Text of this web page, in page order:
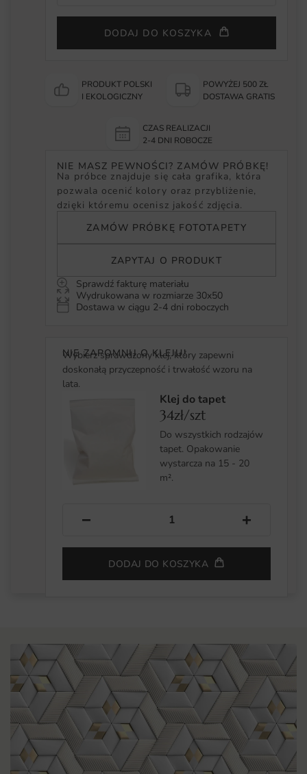
DODAJ DO KOSZYKA
PRODUKT POLSKI
I EKOLOGICZNY
POWYŻEJ 500 ZŁ
DOSTAWA GRATIS
CZAS REALIZACJI
2-4 DNI ROBOCZE
NIE MASZ PEWNOŚCI? ZAMÓW PRÓBKĘ!
Na próbce znajduje się cała grafika, która
pozwala ocenić kolory oraz przybliżenie,
dzięki któremu ocenisz jakość zdjęcia.
ZAMÓW PRÓBKĘ FOTOTAPETY
ZAPYTAJ O PRODUKT
Sprawdź fakturę materiału
Wydrukowana w rozmiarze 30x50
Dostawa w ciągu 2-4 dni roboczych
NIE ZAPOMNIJ O KLEJU!
Wybierz sprawdzony klej, który zapewni
doskonałą przyczepność i trwałość wzoru na
lata.
Klej do tapet
34zł/szt
Do wszystkich rodzajów
tapet. Opakowanie
wystarcza na 15 - 20
m².
− +
DODAJ DO KOSZYKA